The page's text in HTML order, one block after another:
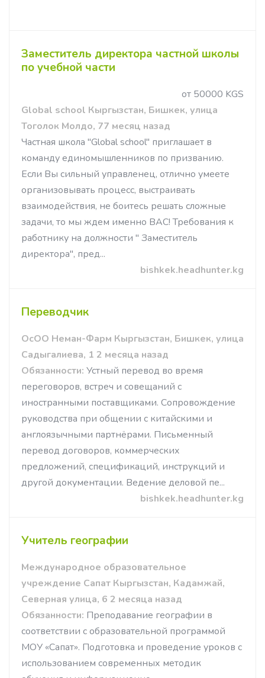
Заместитель директора частной школы
по учебной части
от 50000 KGS
Global school Кыргызстан, Бишкек, улица
Тоголок Молдо, 77 месяц назад
Частная школа "Global school" приглашает в
команду единомышленников по призванию.
Если Вы сильный управленец, отлично умеете
организовывать процесс, выстраивать
взаимодействия, не боитесь решать сложные
задачи, то мы ждем именно ВАС! Требования к
работнику на должности " Заместитель
директора", пред...
bishkek.headhunter.kg
Переводчик
ОсОО Неман-Фарм Кыргызстан, Бишкек, улица
Садыгалиева, 1 2 месяца назад
Обязанности: Устный перевод во время
переговоров, встреч и совещаний с
иностранными поставщиками. Сопровождение
руководства при общении с китайскими и
англоязычными партнёрами. Письменный
перевод договоров, коммерческих
предложений, спецификаций, инструкций и
другой документации. Ведение деловой пе...
bishkek.headhunter.kg
Учитель географии
Международное образовательное
учреждение Сапат Кыргызстан, Кадамжай,
Северная улица, 6 2 месяца назад
Обязанности: Преподавание географии в
соответствии с образовательной программой
МОУ «Сапат». Подготовка и проведение уроков с
использованием современных методик